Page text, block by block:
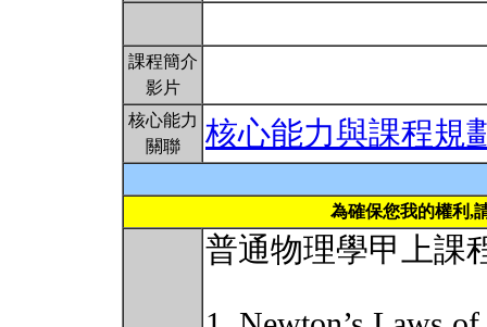
課程簡介
影片
核心能力
關聯
核心能力與課程規
為確保您我的權利,
普通物理學甲上課